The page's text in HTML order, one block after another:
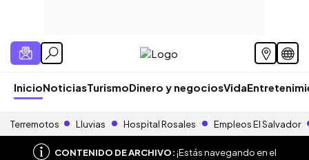
InicioNoticiasTurismoDinero y negociosVida
Terremotos Lluvias Hospital Rosales Empleos El Salvador
CONTENIDO DE ARCHIVO:¡Estás navegando en el